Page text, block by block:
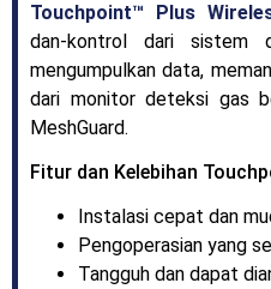
Touchpoint™ Plus
dan-kontrol dari sistem
mengumpulkan data,
dari monitor deteksi gas
MeshGuard.
Fitur dan Kelebihan
Instalasi cepat dan
Pengoperasian yang
Tangguh dan dapat